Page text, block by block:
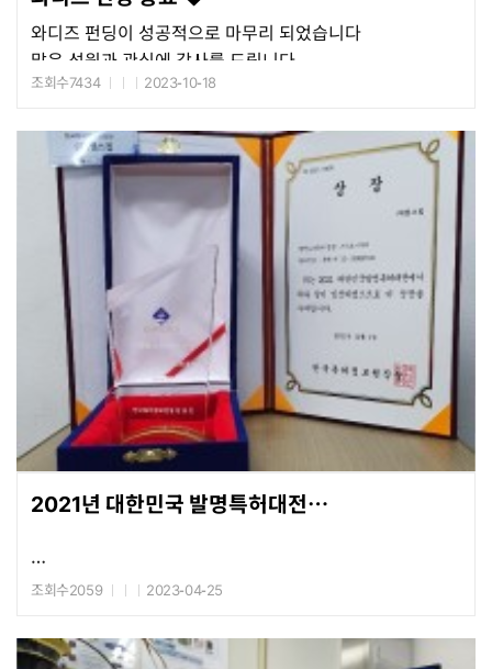
와디즈 펀딩이 성공적으로 마무리 되었습니다
많은 성원과 관심에 감사를 드립니다
2023년 10월 26일부터 일산 킨텍스애서 열리는 G-FAIR
구경할 수 있습니다
많은 관심을 부탁 드립니다
조회수7434 2023-10-18
2021년 대한민국 발명특허대전
조회수2059 2023-04-25